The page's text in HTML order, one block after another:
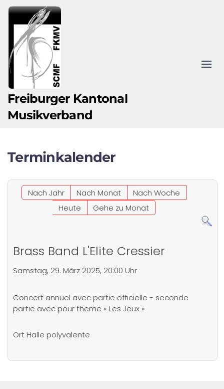
Zum Hauptinhalt springen
Freiburger Kantonal
Musikverband
Terminkalender
Nach Jahr Nach Monat
Nach Woche
Heute
Gehe zu Monat
Brass Band L'Elite Cressier
Samstag, 29. März 2025, 20:00 Uhr
Concert annuel avec partie officielle - seconde
partie avec pour theme « Les Jeux »
Ort Halle polyvalente